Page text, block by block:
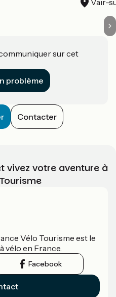
sur cet
problème
Contacter
vivez votre aventure à
Vélo Tourisme est le
vélo en France.
Facebook